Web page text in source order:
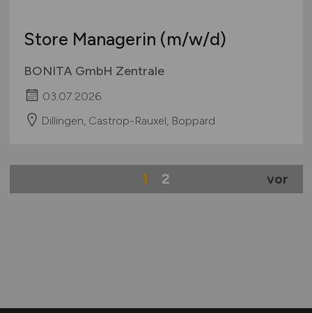
Store Managerin (m/w/d)
BONITA GmbH Zentrale
03.07.2026
Dillingen, Castrop-Rauxel, Boppard
1 2 vor